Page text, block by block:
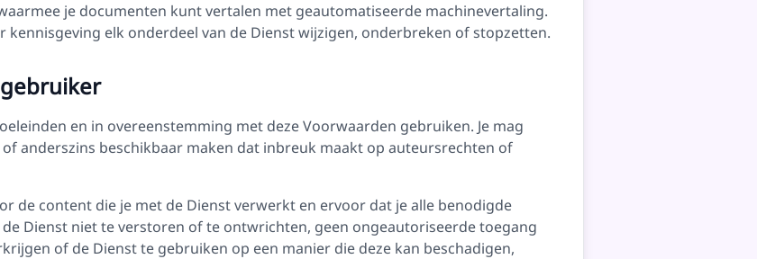
je documenten kunt vertalen met geautomatiseerde machinevertaling.
kennisgeving elk onderdeel van de Dienst wijzigen, onderbreken of stopzetten.
en in overeenstemming met deze Voorwaarden gebruiken. Je mag
anderszins beschikbaar maken dat inbreuk maakt op auteursrechten of
de content die je met de Dienst verwerkt en ervoor dat je alle benodigde
Dienst niet te verstoren of te ontwrichten, geen ongeautoriseerde toegang
of de Dienst te gebruiken op een manier die deze kan beschadigen,